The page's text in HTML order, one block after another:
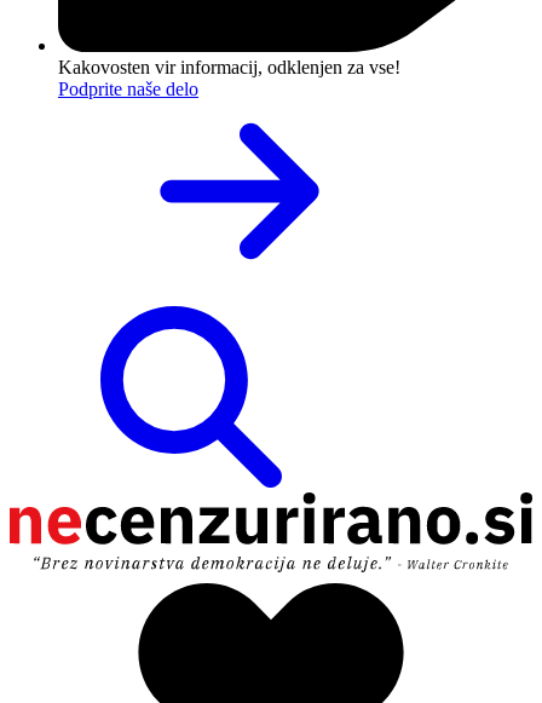
Kakovosten vir informacij, odklenjen za vse!
Podprite naše delo